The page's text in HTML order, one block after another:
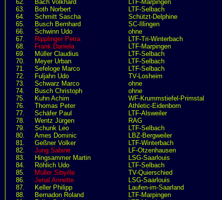
62.
Bach Volkhard
LTF-Marpingen
63.
Both Norbert
LTF-Selbach
64.
Schmitt Sascha
Schützt-Delphine
65.
Busch Bernhard
SC-Illingen
66.
Schwinn Udo
ohne
67.
Ripplinger Petra
LTF-Tri-Winterbach
68.
Frank Daniela
LTF-Marpingen
69.
Müller Claudius
LTF-Selbach
70.
Meyer Urban
LTF-Selbach
71.
Sefeloge Marco
LTF-Selbach
72.
Fuljahn Udo
TV-Losheim
73.
Schwarz Marco
ohne
74.
Busch Christoph
ohne
75.
Kuhn Achim
WF-Krummstiefel-Primstal
76.
Thomas Peter
Athletic-Eidenborn
77.
Schäfer Paul
LTF-Alsweiler
78.
Wentz Jürgen
RAG
79.
Schunk Leo
LTF-Selbach
80.
Ames Dominic
LBZ-Bergweiler
81.
Geßner Volker
LTF-Winterbach
82.
Jung Sabine
LF-Otzenhausen
83.
Hingsammer Martin
LSG-Saarlouis
84.
Röhlich Udo
LTF-Selbach
85.
Müller Sibyille
TV-Quierschied
86.
Jenal Annette
LSG-Saarlouis
87.
Keller Philipp
Laufen-im-Saarland
88.
Bernadon Roland
LTF-Marpingen